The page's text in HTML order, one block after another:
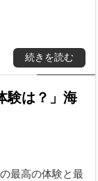
続きを読む
験は？」海
最高の体験と最